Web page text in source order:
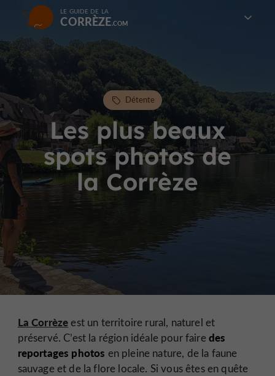
LE GUIDE DE LA
CORRÈZE
Les plus beaux
spots photos de
la Corrèze
Détente
La Corrèzeest un territoire rural, naturel et
préservé. C’est la région idéale pour fairedes
reportages photos en pleine nature, de la faune
sauvage et de la flore locale. Si vous êtes en quête